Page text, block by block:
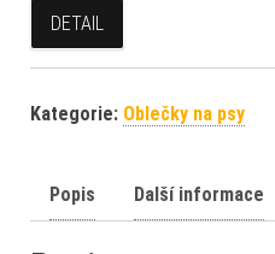
DETAIL
Kategorie: Oblečky na psy
Popis Další informace